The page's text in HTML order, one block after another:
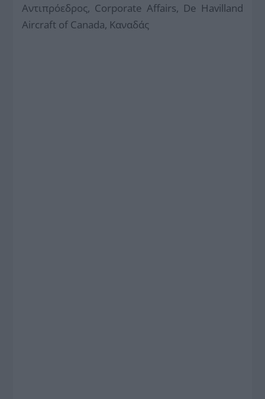
Αντιπρόεδρος, Corporate Affairs, De Havilland
Aircraft of Canada, Καναδάς